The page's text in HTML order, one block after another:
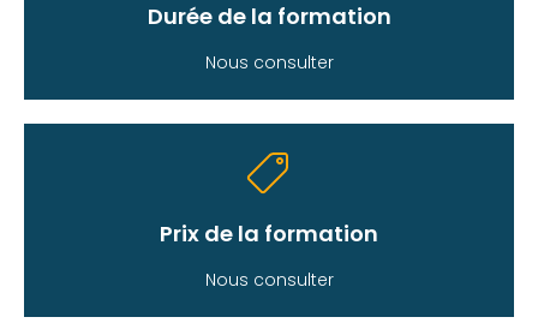
Durée de la formation
Nous consulter
Prix de la formation
Nous consulter